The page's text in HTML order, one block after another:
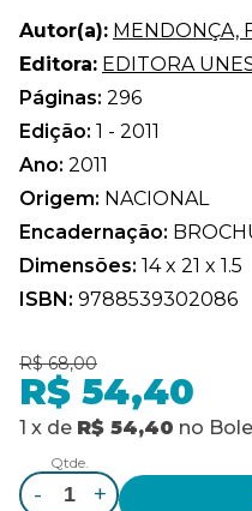
Autor(a): MENDONÇA,
Editora: EDITORA
Páginas: 296
Edição: 1 - 2011
Ano: 2011
Origem: NACIONAL
Encadernação:
Dimensões: 14 x 21 x 1.5
ISBN: 9788539302086
R$ 68,00
R$ 54,40
1 x de R$ 54,40 no
Qtde.
- +